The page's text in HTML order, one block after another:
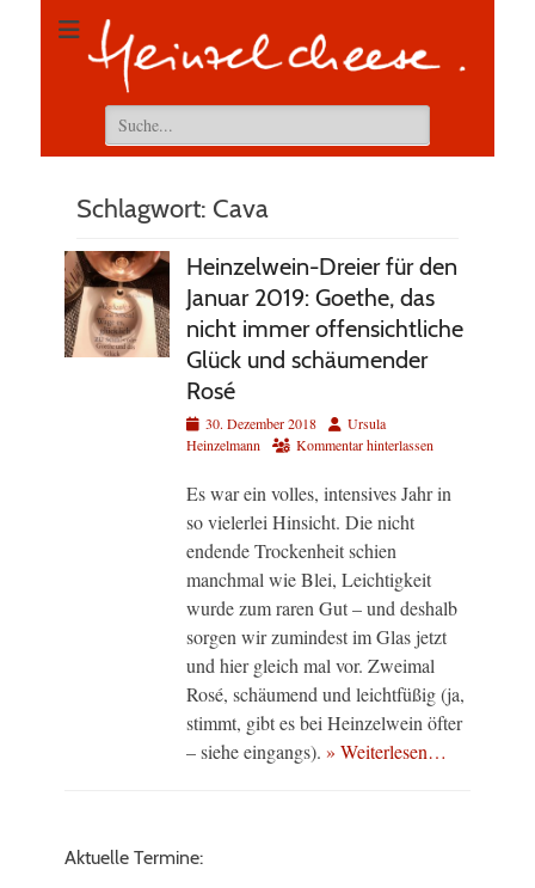
Suchen
nach:
Schlagwort: Cava
Heinzelwein-Dreier für den
Januar 2019: Goethe, das
nicht immer offensichtliche
Glück und schäumender
Rosé
Veröffentlicht
am
30. Dezember 2018 AutorUrsula
Heinzelmann
Kommentar hinterlassen
Es war ein volles, intensives Jahr in
so vielerlei Hinsicht. Die nicht
endende Trockenheit schien
manchmal wie Blei, Leichtigkeit
wurde zum raren Gut – und deshalb
sorgen wir zumindest im Glas jetzt
und hier gleich mal vor. Zweimal
Rosé, schäumend und leichtfüßig (ja,
stimmt, gibt es bei Heinzelwein öfter
– siehe eingangs). » Weiterlesen…
Aktuelle Termine: